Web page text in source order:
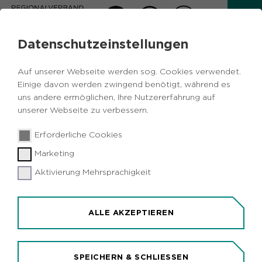
Datenschutzeinstellungen
Auf unserer Webseite werden sog. Cookies verwendet.
Einige davon werden zwingend benötigt, während es
uns andere ermöglichen, Ihre Nutzererfahrung auf
unserer Webseite zu verbessern.
Erforderliche Cookies
Marketing
Aktivierung Mehrsprachigkeit
ALLE AKZEPTIEREN
SPEICHERN & SCHLIESSEN
AKTUELLES
Zurück
Regionaldirektor Garrelt Duin besucht
IGA-Zukunftsstandort Gelsenkirchen